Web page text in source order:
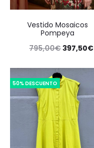
Vestido Mosaicos
Pompeya
795,00€ 397,50€
50% DESCUENTO